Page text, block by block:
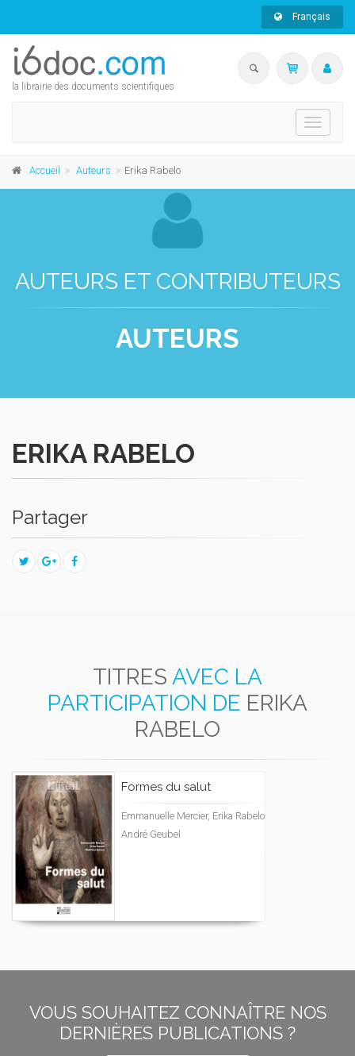
Français
la librairie des documents scientifiques
Toggle
Accueil Auteurs Erika Rabelo
AUTEURS ET CONTRIBUTEURS
AUTEURS
ERIKA RABELO
Partager
TITRES AVEC LA
PARTICIPATION DE ERIKA
RABELO
Formes du salut
Emmanuelle Mercier, Erika Rabelo
André Geubel
VOUS SOUHAITEZ CONNAÎTRE NOS
DERNIÈRES PUBLICATIONS ?